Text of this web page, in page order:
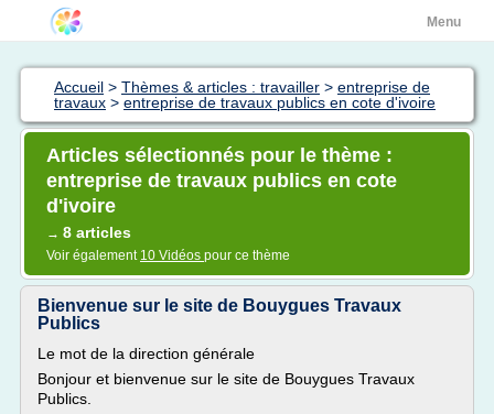
Menu
Accueil > Thèmes & articles : travailler > entreprise de
travaux > entreprise de travaux publics en cote d'ivoire
Articles sélectionnés pour le thème :
entreprise de travaux publics en cote
d'ivoire
→ 8 articles
Voir également 10 Vidéos pour ce thème
Bienvenue sur le site de Bouygues Travaux
Publics
Le mot de la direction générale
Bonjour et bienvenue sur le site de Bouygues Travaux
Publics.